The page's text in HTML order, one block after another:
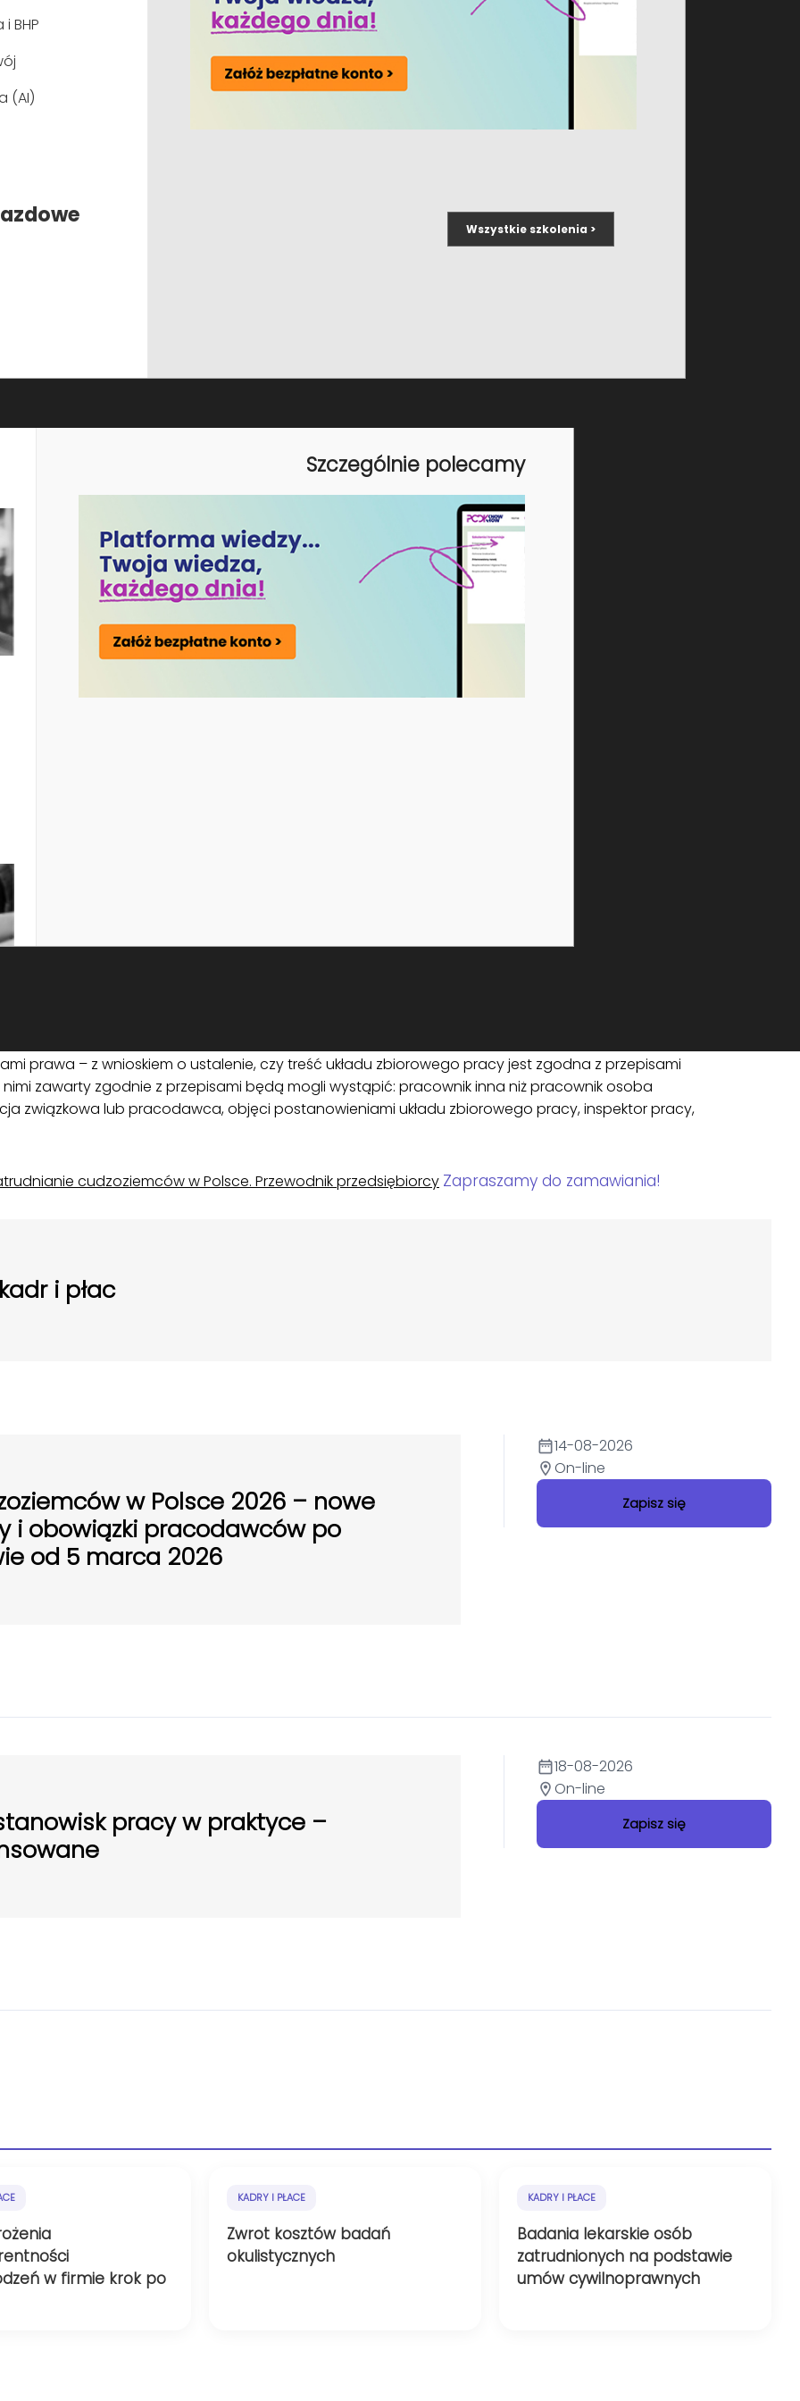
BHP
(AI)
Wszystkie szkolenia >
Szczególnie polecamy
będą mogły regulować sprawy nieuregulowane prawem pracy, z mocą bezwzględnie
rozwiązań ułatwiających godzenie życia zawodowego i prywatnego oraz wprowadzania
stresowi;
mediatora, którego zadaniem będzie wesparcie negocjacyjne stron;
określony z możliwością przedłużenia lub zawarcia na czas nieokreślony;
– rejestracja układów zbiorowych zakładowych i ponadzakładowych odbywać się będzie
formularza online udostępnianego przez Ministerstwo Rodziny, Pracy i Polityki Społecznej;
unijnej dyrektywy 2022/2041 dotyczącej minimalnych wynagrodzeń oraz sprawną analizę
bezstronną pomoc w wypracowaniu kompromisu w trakcie negocjacji oraz w przypadku
negocjacji; zminimalizuje ryzyko eskalacji sporu zbiorowego;
– w celu uniknięcia impasu, projekt ustawy przewiduje dwa okresy obowiązywania układów: do
dla układów ponadzakładowych; po upływie tych okresów obie strony będą mogły przedłużyć układ o
ponadzakładowego – w przypadku, gdy realizacja warunków układu będzie dla pracodawcy
będzie on mógł złożyć pozostałym stronom układu pisemne oświadczenie (wraz z
przez strony dodatkowego protokołu;
do przystąpienia do układu zbiorowego – minister właściwy do spraw pracy, na pisemny wniosek
pracodawców lub organizacji związkowych, które zawarły ponadzakładowy układ zbiorowy,
(w całości lub w części) na pracodawcę nie objętego żadnym układem, po zasięgnięciu opinii tego
zrzeszającej pracodawców oraz zakładowej organizacji związkowej;
prawa – z wnioskiem o ustalenie, czy treść układu zbiorowego pracy jest zgodna z przepisami
zawarty zgodnie z przepisami będą mogli wystąpić: pracownik inna niż pracownik osoba
związkowa lub pracodawca, objęci postanowieniami układu zbiorowego pracy, inspektor pracy,
cudzoziemców w Polsce. Przewodnik przedsiębiorcy Zapraszamy do zamawiania!
i płac
w Polsce 2026 – nowe
i obowiązki pracodawców po
od 5 marca 2026
date_range14-08-2026
location_on On-line
Zapisz się
pracy w praktyce –
date_range18-08-2026
location_on On-line
Zapisz się
w firmie krok po
KADRY I PŁACE
Zwrot kosztów badań
okulistycznych
KADRY I PŁACE
Badania lekarskie osób
zatrudnionych na podstawie
umów cywilnoprawnych